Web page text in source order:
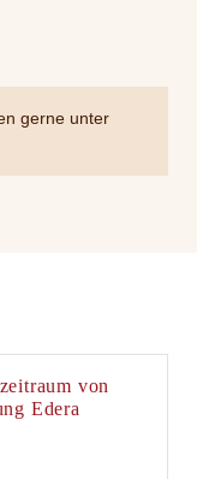
gerne unter
von
Edera